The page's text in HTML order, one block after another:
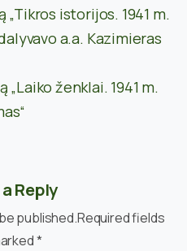
„Tikros istorijos. 1941 m.
a.a. Kazimieras
„Laiko ženklai. 1941 m.
Reply
published.Required fields
*